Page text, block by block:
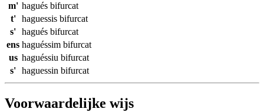
m' hagués bifurcat
t'
haguessis bifurcat
s' hagués bifurcat
ens haguéssim bifurcat
us haguéssiu bifurcat
s' haguessin bifurcat
Voorwaardelijke wijs